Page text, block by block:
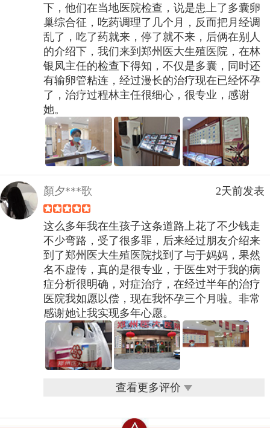
下，他们在当地医院检查，说是患上了多囊卵
巢综合征，吃药调理了几个月，反而把月经调
乱了，吃了药就来，停了就不来，后俩在别人
的介绍下，我们来到郑州医大生殖医院，在林
银凤主任的检查下得知，不仅是多囊，同时还
有输卵管粘连，经过漫长的治疗现在已经怀孕
了，治疗过程林主任很细心，很专业，感谢
她。
顏夕***歌 2天前发表
这么多年我在生孩子这条道路上花了不少钱走
不少弯路，受了很多罪，后来经过朋友介绍来
到了郑州医大生殖医院找到了与于妈妈，果然
名不虚传，真的是很专业，于医生对于我的病
症分析很明确，对症治疗，在经过半年的治疗
医院我如愿以偿，现在我怀孕三个月啦。非常
感谢她让我实现多年心愿。
查看更多评价